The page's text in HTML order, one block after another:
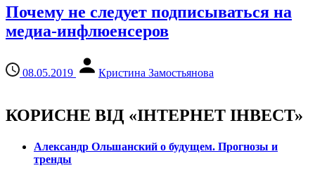
Почему не следует подписываться на
медиа-инфлюенсеров
08.05.2019 Кристина Замостьянова
КОРИСНЕ ВІД «ІНТЕРНЕТ ІНВЕСТ»
Александр Ольшанский о будущем. Прогнозы и
тренды